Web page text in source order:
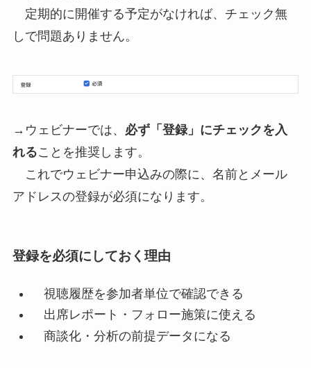
定期的に開催する予定がなければ、チェック無
しで問題ありません。
→ウェビナーでは、 必ず「登録」にチェックを入
れることを推奨します。
これでウェビナー申込みの際に、名前とメール
アドレスの登録が必須になります。
登録を必須にしておく理由
視聴履歴を参加者単位で確認できる
出席レポート・フォロー施策に使える
商談化・分析の前提データになる